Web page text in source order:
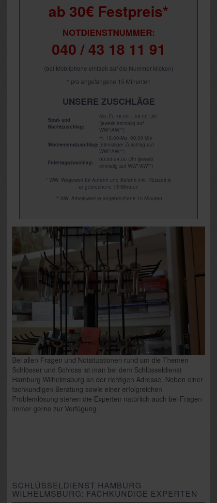
ab 30€ Festpreis*
NOTDIENSTNUMMER:
040 / 43 18 11 91
(bei Mobilphone einfach auf die Nummer klicken)
* pro angefangene 15 Minunten
UNSERE ZUSCHLÄGE
Spät- und
Nachtzuschlag:
Mo.-Fr. 18.00 – 08.00 Uhr
(jeweils einmalig auf
WW*/AW**)
Wochenendzuschlag:
Fr. 18:00-Mo. 08:00 Uhr
(einmaliger Zuschlag auf
WW*/AW**)
Feiertagszuschlag:
00.00-24.00 Uhr (jeweils
einmalig auf WW*/AW**)
* WW: Wegewert für Anfahrt und Abfahrt inkl. Rüstzeit je
angebrochene 15 Minuten
** AW: Arbeitswert je angebrochene 15 Minuten
Bei allen Fragen und Notsituationen rund um die Themen
Schlösser und Schloss ist man bei dem Schlüsseldienst
Hamburg Wilhelmsburg an der richtigen Adresse. Neben einer
fachkundigen Beratung sowie einer erfolgreichen
Problemlösung stehen die Experten natürlich auch bei Fragen
immer gerne zur Verfügung.
SCHLÜSSELDIENST HAMBURG
WILHELMSBURG: FACHKUNDIGE EXPERTEN